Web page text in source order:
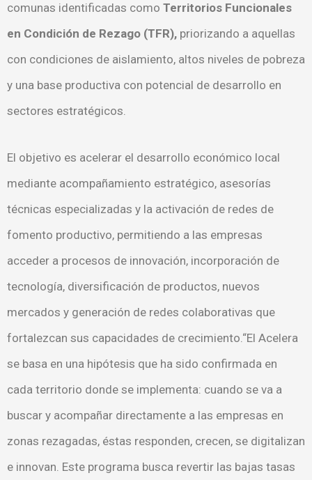
comunas identificadas como Territorios Funcionales
en Condición de Rezago (TFR), priorizando a aquellas
con condiciones de aislamiento, altos niveles de pobreza
y una base productiva con potencial de desarrollo en
sectores estratégicos.
El objetivo es acelerar el desarrollo económico local
mediante acompañamiento estratégico, asesorías
técnicas especializadas y la activación de redes de
fomento productivo, permitiendo a las empresas
acceder a procesos de innovación, incorporación de
tecnología, diversificación de productos, nuevos
mercados y generación de redes colaborativas que
fortalezcan sus capacidades de crecimiento.“El Acelera
se basa en una hipótesis que ha sido confirmada en
cada territorio donde se implementa: cuando se va a
buscar y acompañar directamente a las empresas en
zonas rezagadas, éstas responden, crecen, se digitalizan
e innovan. Este programa busca revertir las bajas tasas